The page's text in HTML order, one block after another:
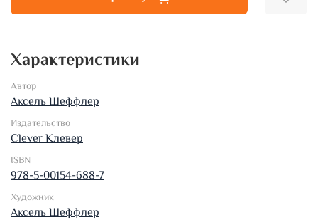
Характеристики
Автор
Аксель Шеффлер
Издательство
Clever Клевер
ISBN
978-5-00154-688-7
Художник
Аксель Шеффлер